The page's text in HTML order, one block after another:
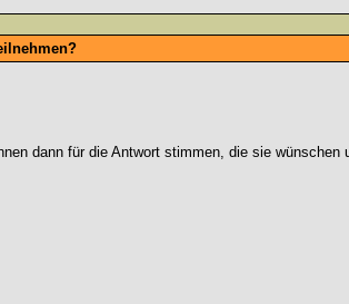
dann für die Antwort stimmen, die sie wünschen